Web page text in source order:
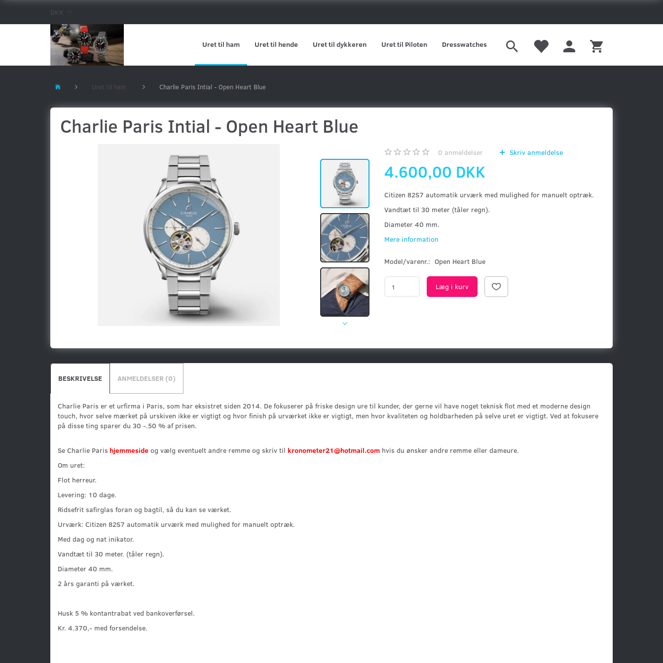
DKK
Uret til ham Uret til hende Uret til dykkeren Uret til Piloten Dresswatches Vostok-Europe
MTM
Orient
Schaumburg
Seiko
Grand Seiko
SinnWatchwinders
Mærker
Uret til ham Charlie Paris Intial - Open Heart Blue
Charlie Paris Intial - Open Heart Blue
0 anmeldelser Skriv anmeldelse
4.600,00 DKK
Citizen 82S7 automatik urværk med mulighed for manuelt optræk.
Vandtæt til 30 meter (tåler regn).
Diameter 40 mm.
Mere information
Model/varenr.: Open Heart Blue
Læg i kurv
BESKRIVELSE ANMELDELSER (0)
Charlie Paris er et urfirma i Paris, som har eksistret siden 2014. De fokuserer på friske design ure til kunder, der gerne vil have noget teknisk flot med et moderne design
touch, hvor selve mærket på urskiven ikke er vigtigt og hvor finish på urværket ikke er vigtigt, men hvor kvaliteten og holdbarheden på selve uret er vigtigt. Ved at fokusere
på disse ting sparer du 30 -.50 % af prisen.
Se Charlie Paris hjemmeside og vælg eventuelt andre remme og skriv til kronometer21@hotmail.com hvis du ønsker andre remme eller dameure.
Om uret:
Flot herreur.
Levering: 10 dage.
Ridsefrit safirglas foran og bagtil, så du kan se værket.
Urværk: Citizen 82S7 automatik urværk med mulighed for manuelt optræk.
Med dag og nat inikator.
Vandtæt til 30 meter. (tåler regn).
Diameter 40 mm.
2 års garanti på værket.
Husk 5 % kontantrabat ved bankoverførsel.
Kr. 4.370,- med forsendelse.